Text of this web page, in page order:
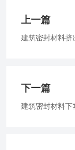
上一篇
建筑密封材料挤
下一篇
建筑密封材料下